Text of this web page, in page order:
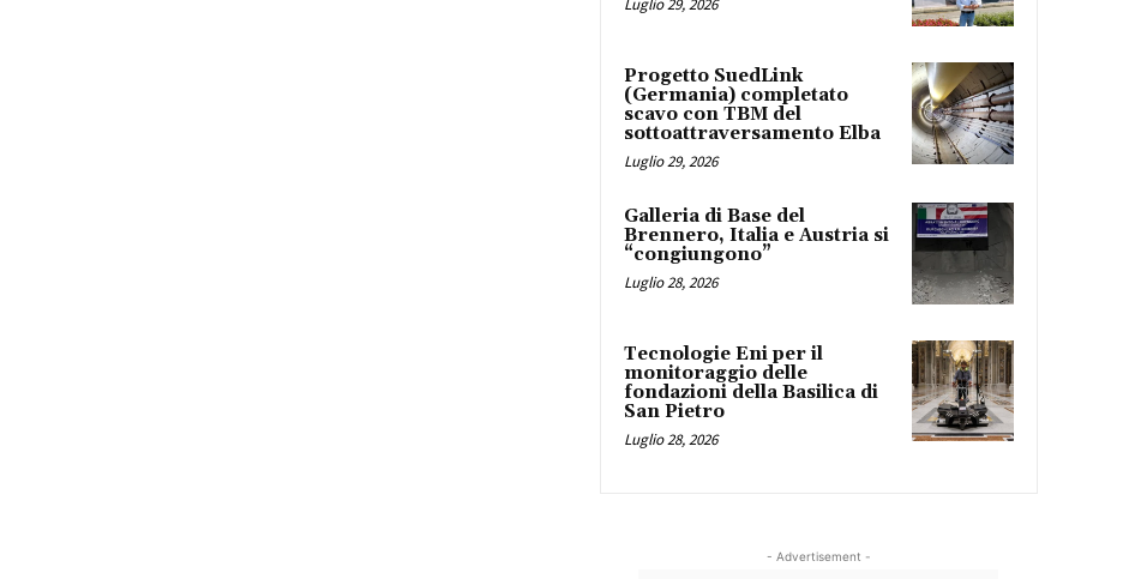
Luglio 29, 2026
Progetto SuedLink
(Germania) completato
scavo con TBM del
sottoattraversamento Elba
Luglio 29, 2026
Galleria di Base del
Brennero, Italia e Austria si
“congiungono”
Luglio 28, 2026
Tecnologie Eni per il
monitoraggio delle
fondazioni della Basilica di
San Pietro
Luglio 28, 2026
- Advertisement -